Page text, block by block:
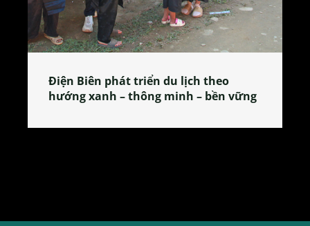
Làng làm bánh tẻ Phú Nhi – nơi lan
tỏa đặc sản xứ Đoài